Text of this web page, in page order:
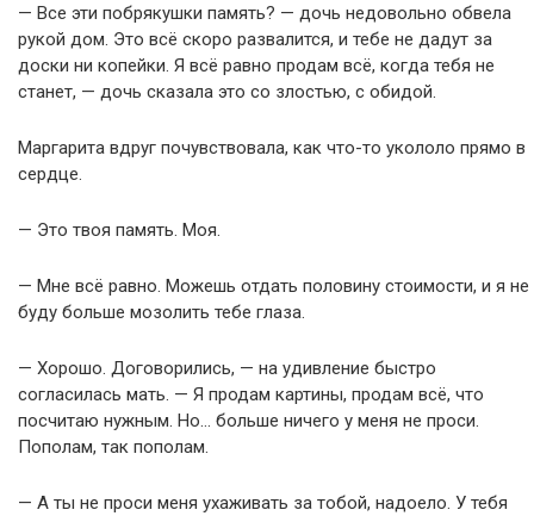
— Все эти побрякушки память? — дочь недовольно обвела
рукой дом. Это всё скоро развалится, и тебе не дадут за
доски ни копейки. Я всё равно продам всё, когда тебя не
станет, — дочь сказала это со злостью, с обидой.
Маргарита вдруг почувствовала, как что-то укололо прямо в
сердце.
— Это твоя память. Моя.
— Мне всё равно. Можешь отдать половину стоимости, и я не
буду больше мозолить тебе глаза.
— Хорошо. Договорились, — на удивление быстро
согласилась мать. — Я продам картины, продам всё, что
посчитаю нужным. Но… больше ничего у меня не проси.
Пополам, так пополам.
— А ты не проси меня ухаживать за тобой, надоело. У тебя